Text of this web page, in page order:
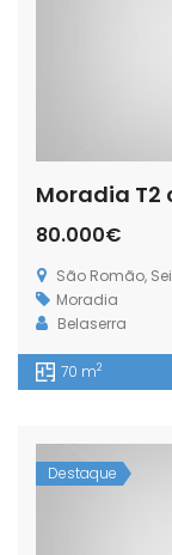
Moradia T2
80.000€
São Romão,
Moradia
Belaserra
70 m2
Destaque